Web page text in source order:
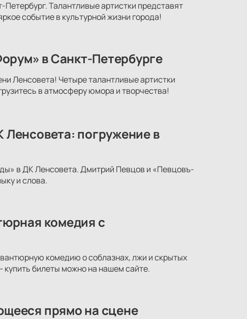
Талантливые артистки представят
событие в культурной жизни города!
в Санкт-Петербурге
Ленсовета! Четыре талантливые артистки
в атмосферу юмора и творчества!
погружение в
в ДК Ленсовета. Дмитрий Певцов и «Певцовъ-
и слова.
комедия с
комедию о соблазнах, лжи и скрытых
билеты можно на нашем сайте.
прямо на сцене